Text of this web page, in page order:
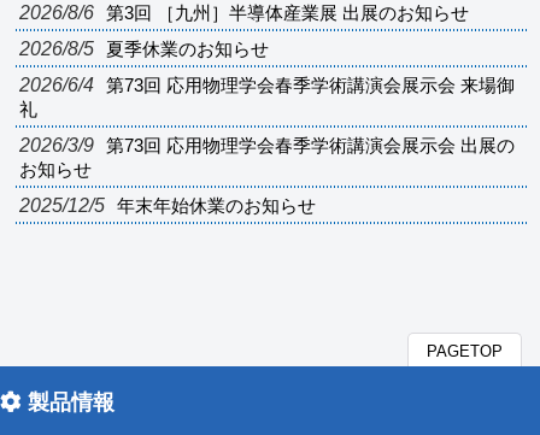
2026/8/6 第3回 ［九州］半導体産業展 出展のお知らせ
2026/8/5 夏季休業のお知らせ
2026/6/4
第73回 応用物理学会春季学術講演会展示会 来場御
礼
2026/3/9
第73回 応用物理学会春季学術講演会展示会 出展の
お知らせ
2025/12/5 年末年始休業のお知らせ
PAGETOP
製品情報